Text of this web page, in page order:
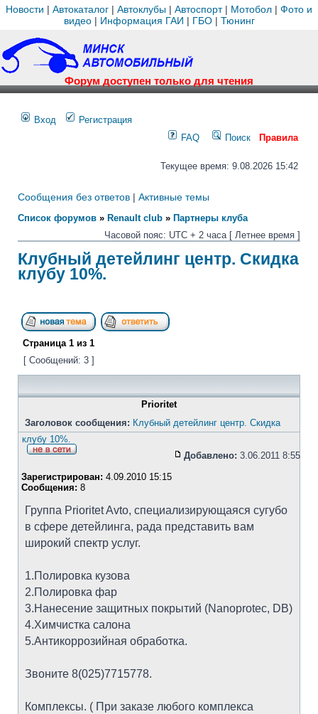
Новости | Автокаталог | Автоклубы | Автоспорт| Мотобол | Фото и
видео| Информация ГАИ | ГБО| Тюнинг
Форум доступен только для чтения
Вход
Регистрация
FAQ
Поиск Правила
Текущее время: 9.08.2026 15:42
Сообщения без ответов | Активные темы
Список форумов » Renault club » Партнеры клуба
Часовой пояс: UTC + 2 часа [ Летнее время ]
Клубный детейлинг центр. Cкидка
клубу 10%.
Страница 1 из 1
[ Сообщений: 3 ]
Prioritet
Заголовок сообщения: Клубный детейлинг центр. Cкидка
клубу 10%.
Добавлено: 3.06.2011 8:55
Зарегистрирован: 4.09.2010 15:15
Сообщения: 8
Группа Prioritet Avto, специализирующаяся сугубо
в сфере детейлинга, рада представить вам
широкий спектр услуг.
1.Полировка кузова
2.Полировка фар
3.Нанесение защитных покрытий (Nanoprotec, DB)
4.Химчистка салона
5.Антикоррозийная обработка.
Звоните 8(025)7715778.
Комплексы. ( При заказе любого комплекса